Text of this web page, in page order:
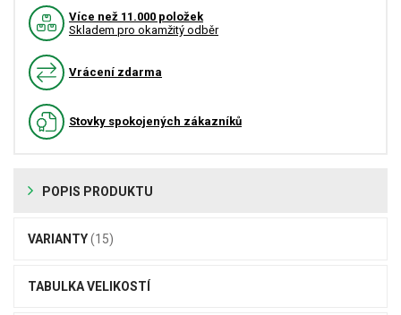
Více než 11.000 položek
Skladem pro okamžitý odběr
Vrácení zdarma
Stovky spokojených zákazníků
POPIS PRODUKTU
VARIANTY(15)
TABULKA VELIKOSTÍ